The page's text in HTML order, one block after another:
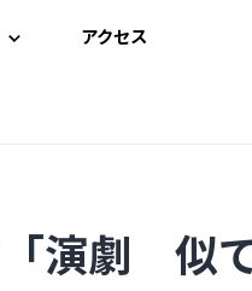
アクセス
演劇 似て